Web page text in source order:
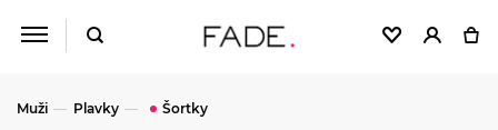
Muži Plavky Šortky